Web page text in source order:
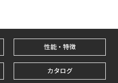
性能・特徴
カタログ